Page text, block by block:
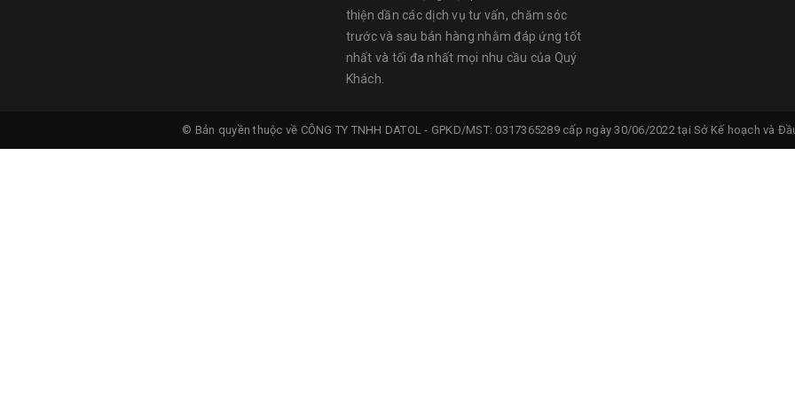
thiện dần các dịch vụ tư vấn, chăm sóc
trước và sau bán hàng nhằm đáp ứng tốt
nhất và tối đa nhất mọi nhu cầu của Quý
Khách.
© Bản quyền thuộc về CÔNG TY TNHH DATOL - GPKD/MST: 0317365289 cấp ngày 30/06/2022 tại Sở Kế hoạch và